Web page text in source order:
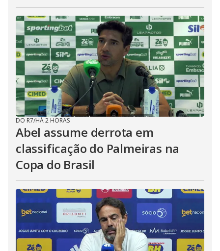
DO R7/HÁ 2 HORAS
Abel assume derrota em
classificação do Palmeiras na
Copa do Brasil